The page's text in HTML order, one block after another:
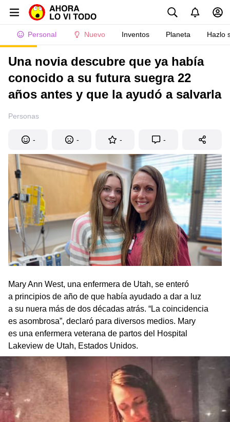
Personal Nuevo Inventos Planeta Hazlo
Una novia descubre que ya había
conocido a su futura suegra 22
años antes y que la ayudó a salvarla
Personas
- - - -
Mary Ann West, una enfermera de Utah, se enteró
a principios de año de que había ayudado a dar a luz
a su nuera más de dos décadas atrás. “La coincidencia
es asombrosa”, declaró para diversos medios. Mary
es una enfermera veterana de partos del Hospital
Lakeview de Utah, Estados Unidos.